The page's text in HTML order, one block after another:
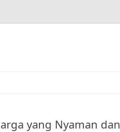
yang Nyaman dan